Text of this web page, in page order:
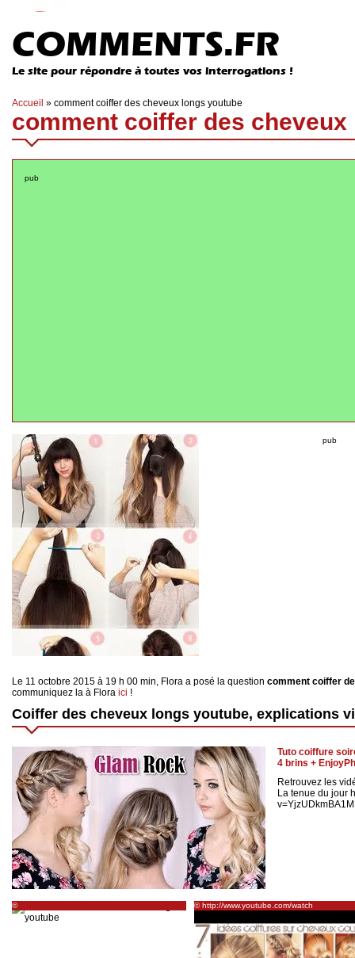
COMMENTS.FR
Le site pour répondre à toutes vos interrogations !
Accueil » comment coiffer des cheveux longs youtube
comment coiffer des
pub
pub
Le 11 octobre 2015 à 19 h 00 min, Flora a posé la question comment coiffer
communiquez la à Flora ici !
Coiffer des cheveux longs youtube, explications
Tuto coiffure
4 brins +
Retrouvez les
La tenue du jour
©
http://www.maquillagecynthia.com/videos/cheveux/
© http://www.youtube.com/watch